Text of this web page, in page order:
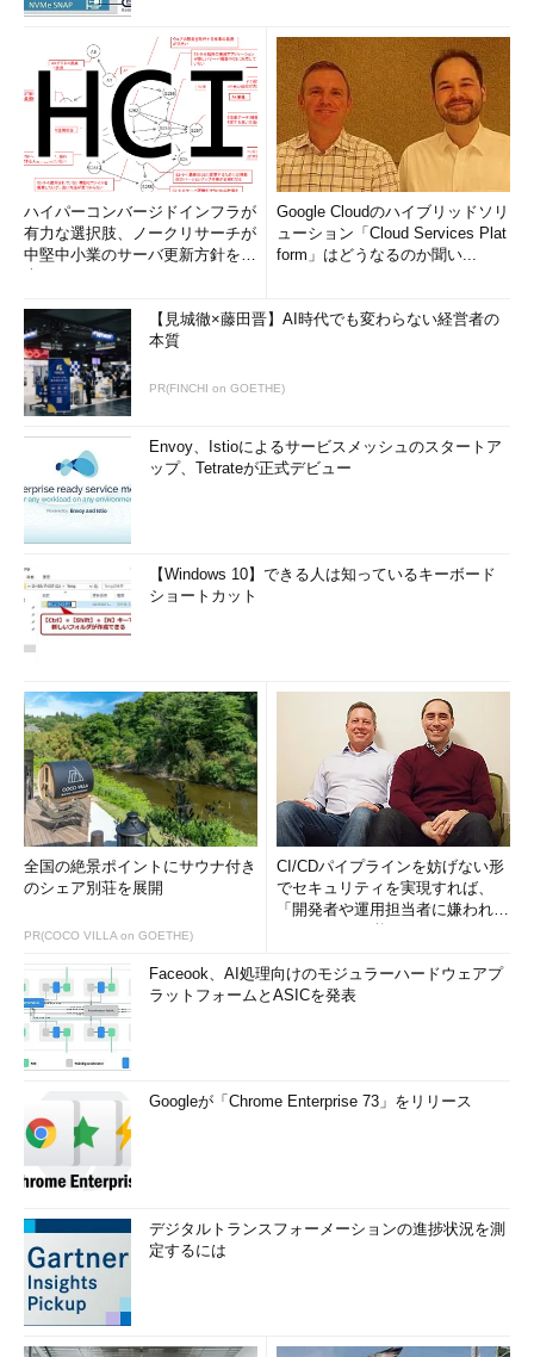
ハイパーコンバージドインフラが
有力な選択肢、ノークリサーチが
中堅中小業のサーバ更新方針を調
Google Cloudのハイブリッドソリ
ューション「Cloud Services Plat
form」はどうなるのか聞い...
【見城徹×藤田晋】AI時代でも変わらない経営者の
本質
PR(FINCHI on GOETHE)
Envoy、Istioによるサービスメッシュのスタートア
ップ、Tetrateが正式デビュー
【Windows 10】できる人は知っているキーボード
ショートカット
全国の絶景ポイントにサウナ付き
のシェア別荘を展開
PR(COCO VILLA on GOETHE)
CI/CDパイプラインを妨げない形
でセキュリティを実現すれば、
「開発者や運用担当者に嫌われな
Faceook、AI処理向けのモジュラーハードウェアプ
ラットフォームとASICを発表
Googleが「Chrome Enterprise 73」をリリース
デジタルトランスフォーメーションの進捗状況を測
定するには